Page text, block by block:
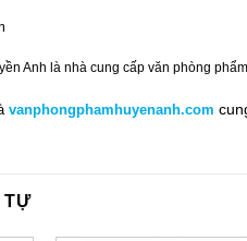
Anh là nhà cung cấp văn phòng
vanphongphamhuyenanh.com
TỰ